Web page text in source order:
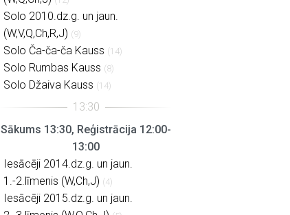
Solo 2010.dz.g. un jaun.
(W,V,Q,Ch,R,J) (9)
Solo Ča-ča-ča Kauss (14)
Solo Rumbas Kauss (8)
Solo Džaiva Kauss (14)
Sākums 13:30, Reģistrācija 12:00-
13:00
Iesācēji 2014.dz.g. un jaun.
1.-2.līmenis (W,Ch,J) (4)
Iesācēji 2015.dz.g. un jaun.